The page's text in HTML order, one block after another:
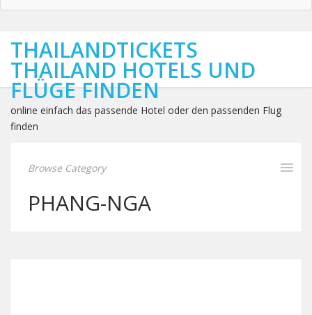
THAILANDTICKETS
THAILAND HOTELS UND
FLÜGE FINDEN
online einfach das passende Hotel oder den passenden Flug
finden
Browse Category
PHANG-NGA